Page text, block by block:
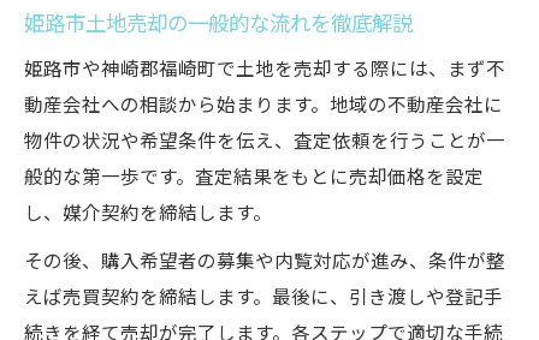
姫路市土地売却の一般的な流れを徹底解説
姫路市や神崎郡福崎町で土地を売却する際には、まず不
動産会社への相談から始まります。地域の不動産会社に
物件の状況や希望条件を伝え、査定依頼を行うことが一
般的な第一歩です。査定結果をもとに売却価格を設定
し、媒介契約を締結します。
その後、購入希望者の募集や内覧対応が進み、条件が整
えば売買契約を締結します。最後に、引き渡しや登記手
続きを経て売却が完了します。各ステップで適切な手続